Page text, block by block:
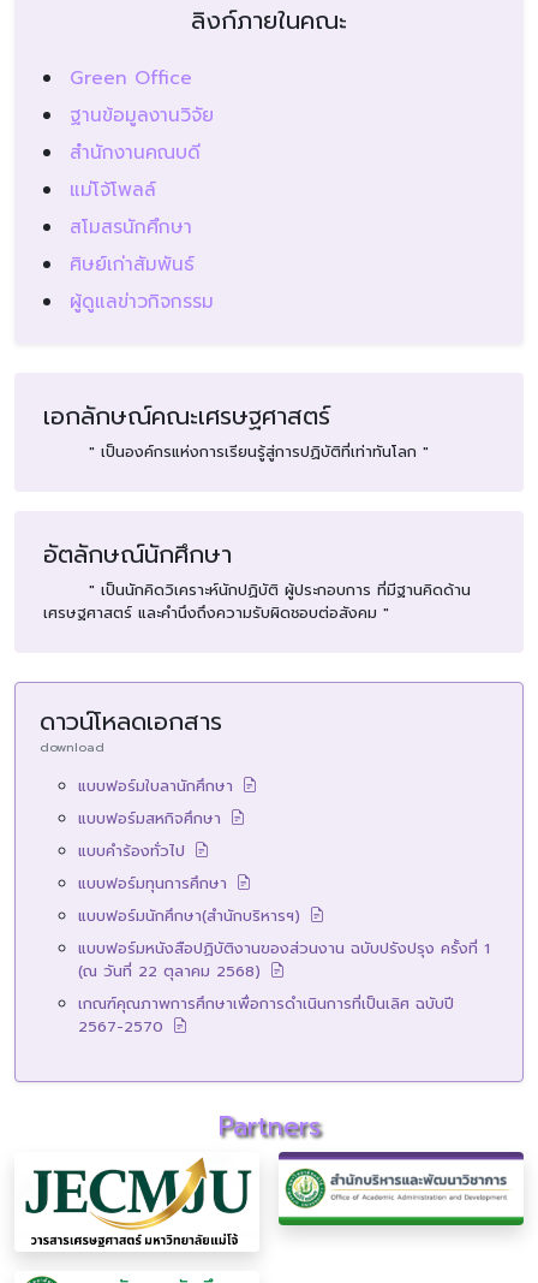
ลิงก์ภายในคณะ
Green Office
ฐานข้อมูลงานวิจัย
สำนักงานคณบดี
แม่โจ้โพลล์
สโมสรนักศึกษา
ศิษย์เก่าสัมพันธ์
ผู้ดูแลข่าวกิจกรรม
เอกลักษณ์คณะเศรษฐศาสตร์
" เป็นองค์กรแห่งการเรียนรู้สู่การปฏิบัติที่เท่าทันโลก "
อัตลักษณ์นักศึกษา
" เป็นนักคิดวิเคราะห์นักปฏิบัติ ผู้ประกอบการ ที่มีฐานคิดด้าน
เศรษฐศาสตร์ และคำนึงถึงความรับผิดชอบต่อสังคม "
ดาวน์โหลดเอกสาร
download
แบบฟอร์มใบลานักศึกษา
แบบฟอร์มสหกิจศึกษา
แบบคำร้องทั่วไป
แบบฟอร์มทุนการศึกษา
แบบฟอร์มนักศึกษา(สำนักบริหารฯ)
แบบฟอร์มหนังสือปฏิบัติงานของส่วนงาน ฉบับปรังปรุง ครั้งที่ 1
(ณ วันที่ 22 ตุลาคม 2568)
เกณฑ์คุณภาพการศึกษาเพื่อการดำเนินการที่เป็นเลิศ ฉบับปี
2567-2570
Partners